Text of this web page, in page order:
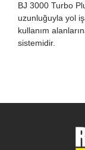
BJ 3000 Turbo
uzunluğuyla yol
kullanım
sistemidir.